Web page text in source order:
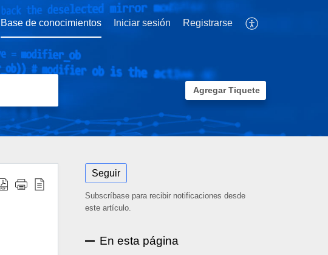
Base de conocimientos Iniciar sesión Registrarse
Agregar Tiquete
Seguir
Subscríbase para recibir notificaciones desde
este artículo.
En esta página